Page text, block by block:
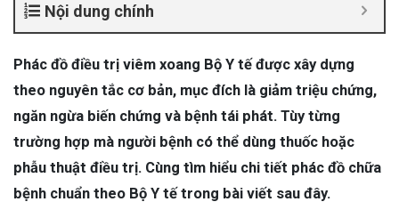
Nội dung chính
Phác đồ điều trị viêm xoang Bộ Y tế được xây dựng
theo nguyên tắc cơ bản, mục đích là giảm triệu chứng,
ngăn ngừa biến chứng và bệnh tái phát. Tùy từng
trường hợp mà người bệnh có thể dùng thuốc hoặc
phẫu thuật điều trị. Cùng tìm hiểu chi tiết phác đồ chữa
bệnh chuẩn theo Bộ Y tế trong bài viết sau đây.